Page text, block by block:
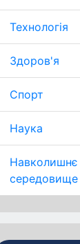
Технологія
Здоров'я
Спорт
Наука
Навколишнє
середовище